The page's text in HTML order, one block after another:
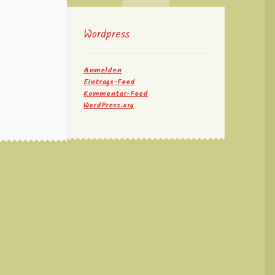
Wordpress
Anmelden
Eintrags-Feed
Kommentar-Feed
WordPress.org